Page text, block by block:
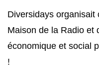
Diversidays organisait
Maison de la Radio et
économique et social
!